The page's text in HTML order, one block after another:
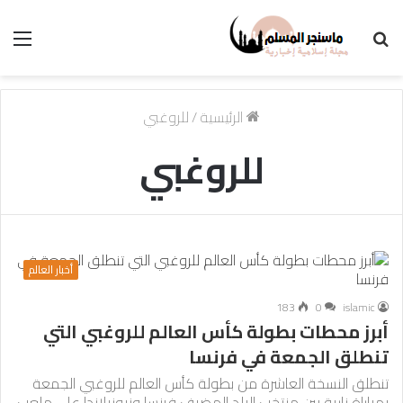
الرئيسية/للروغبي
للروغبي
أخبار العالم
islamic
0
183
أبرز محطات بطولة كأس العالم للروغبي التي
تنطلق الجمعة في فرنسا
تنطلق النسخة العاشرة من بطولة كأس العالم للروغبي الجمعة